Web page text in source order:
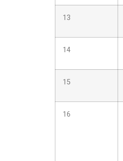
13
14
15
16